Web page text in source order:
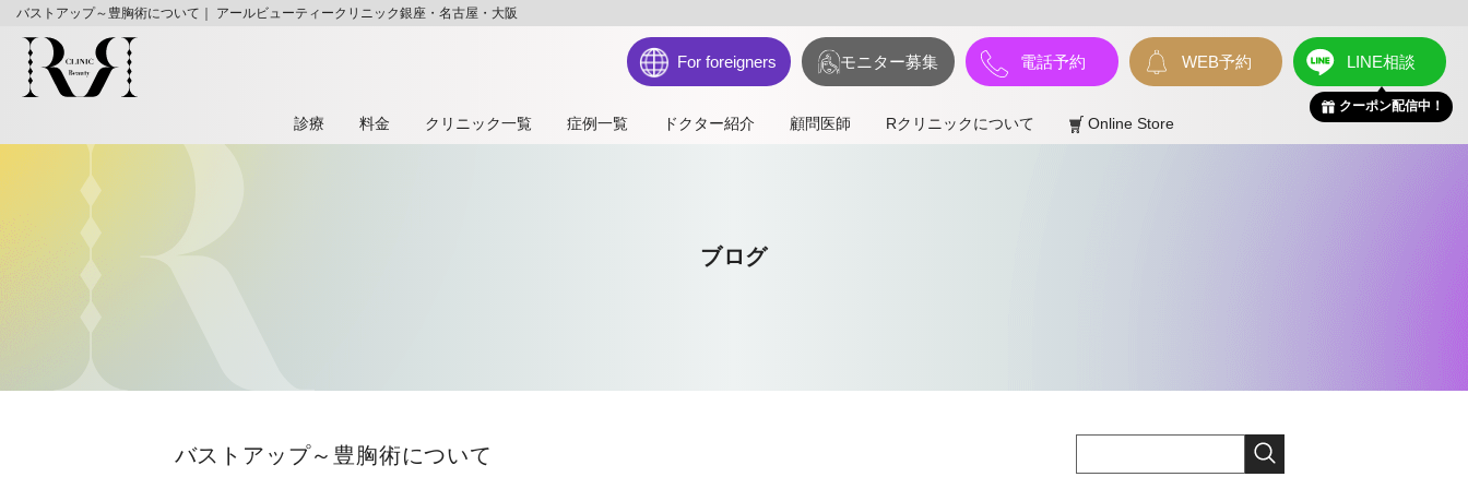
バストアップ～豊胸術について｜ アールビューティークリニック銀座・名古屋・大阪
For foreigners モニター募集 電話予約 WEB予約 LINE相談
クーポン配信中！
診療 料⾦ クリニック一覧 症例一覧 ドクター紹介 顧問医師 Rクリニックについて Online Store
ブログ
バストアップ～豊胸術について